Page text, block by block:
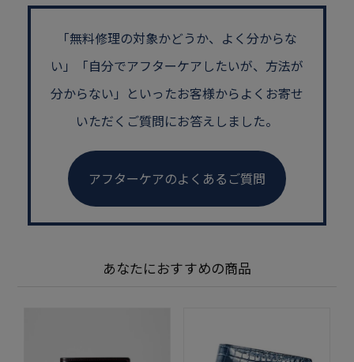
「無料修理の対象かどうか、よく分からな
い」
「自分でアフターケアしたいが、方法が
分からない」といったお客様からよくお寄せ
いただくご質問にお答えしました。
アフターケアのよくあるご質問
あなたにおすすめの商品